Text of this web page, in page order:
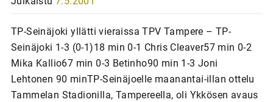
TP-Seinäjoki yllätti vieraissa TPV Tampere – TP-
Seinäjoki 1-3 (0-1)18 min 0-1 Chris Cleaver57 min 0-2
Mika Kallio67 min 0-3 Betinho90 min 1-3 Joni
Lehtonen 90 minTP-Seinäjoelle maanantai-illan ottelu
Tammelan Stadionilla, Tampereella, oli Ykkösen avaus